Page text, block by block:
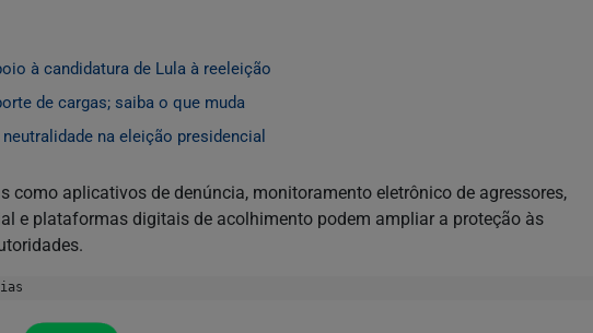
à candidatura de Lula à reeleição
de cargas; saiba o que muda
na eleição presidencial
como aplicativos de denúncia, monitoramento eletrônico de agressores,
e plataformas digitais de acolhimento podem ampliar a proteção às